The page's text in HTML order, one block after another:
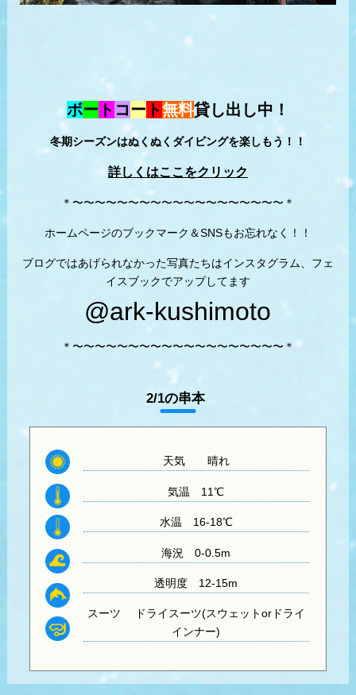
ボー ト コー ト無料貸し出し中！
冬期シーズンはぬくぬくダイビングを楽しもう！！
詳しくはここをクリック
＊〜〜〜〜〜〜〜〜〜〜〜〜〜〜〜〜〜〜〜＊
ホームページのブックマーク＆SNSもお忘れなく！！
ブログではあげられなかった写真たちはインスタグラム、フェ
イスブックでアップしてます
@ark-kushimoto
＊〜〜〜〜〜〜〜〜〜〜〜〜〜〜〜〜〜〜〜＊
2/1の串本
天気 晴れ
気温 11℃
水温 16-18℃
海況 0-0.5m
透明度 12-15m
スーツ ドライスーツ(スウェットorドライ
インナー)